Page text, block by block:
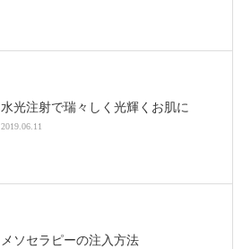
水光注射で瑞々しく光輝くお肌に
2019.06.11
メソセラピーの注入方法